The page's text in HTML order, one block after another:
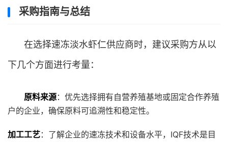
采购指南与总结
在选择速冻淡水虾仁供应商时，建议采购方从以
下几个方面进行考量：
原料来源：优先选择拥有自营养殖基地或固定合作养殖
户的企业，确保原料可追溯性和稳定性。
加工工艺：了解企业的速冻技术和设备水平，IQF技术是目